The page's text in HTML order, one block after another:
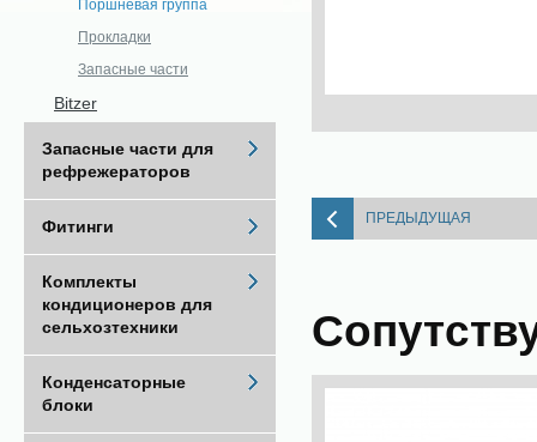
ПРЕДЫДУЩАЯ
Поршневая группа
Прокладки
Запасные части
Bitzer
Запасные части для
рефрежераторов
Фитинги
Комплекты
кондиционеров для
сельхозтехники
Конденсаторные
блоки